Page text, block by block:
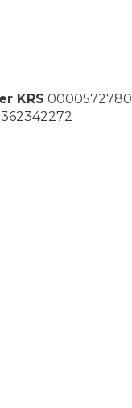
KRS 0000572780
362342272